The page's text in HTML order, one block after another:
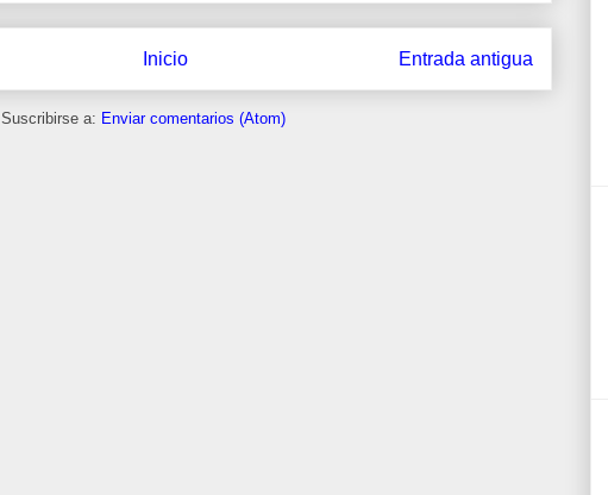
Entrada antigua
Inicio
Suscribirse a: Enviar comentarios (Atom)